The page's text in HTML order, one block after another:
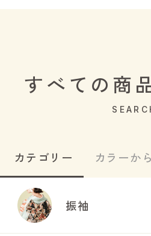
すべての商
カテゴリー カラーか
振袖